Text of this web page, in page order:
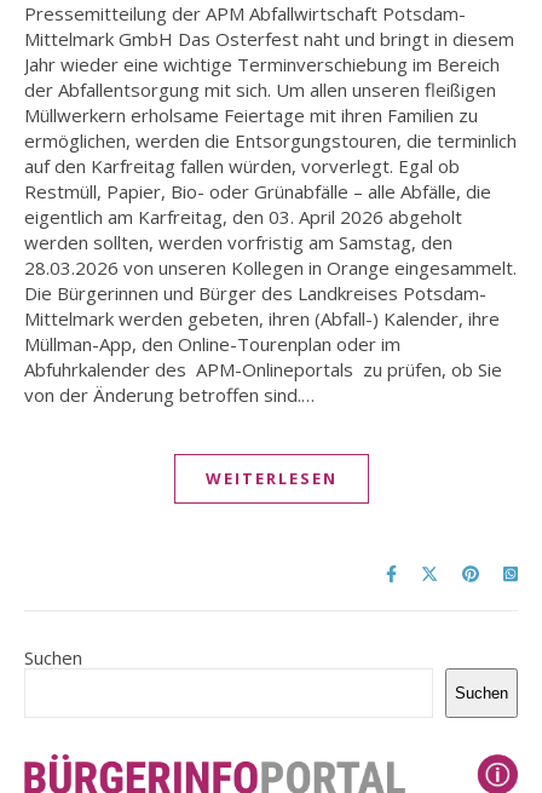
Pressemitteilung der APM Abfallwirtschaft Potsdam-
Mittelmark GmbH Das Osterfest naht und bringt in diesem
Jahr wieder eine wichtige Terminverschiebung im Bereich
der Abfallentsorgung mit sich. Um allen unseren fleißigen
Müllwerkern erholsame Feiertage mit ihren Familien zu
ermöglichen, werden die Entsorgungstouren, die terminlich
auf den Karfreitag fallen würden, vorverlegt. Egal ob
Restmüll, Papier, Bio- oder Grünabfälle – alle Abfälle, die
eigentlich am Karfreitag, den 03. April 2026 abgeholt
werden sollten, werden vorfristig am Samstag, den
28.03.2026 von unseren Kollegen in Orange eingesammelt.
Die Bürgerinnen und Bürger des Landkreises Potsdam-
Mittelmark werden gebeten, ihren (Abfall-) Kalender, ihre
Müllman-App, den Online-Tourenplan oder im
Abfuhrkalender des APM-Onlineportals zu prüfen, ob Sie
von der Änderung betroffen sind.…
WEITERLESEN
Suchen
Suchen